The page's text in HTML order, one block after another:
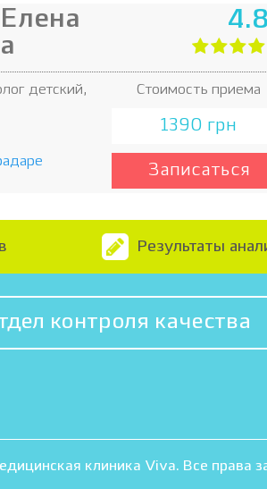
детский,
Стоимость приема
1390 грн
Записаться
Результаты
контроля качества
клиника Viva. Все права